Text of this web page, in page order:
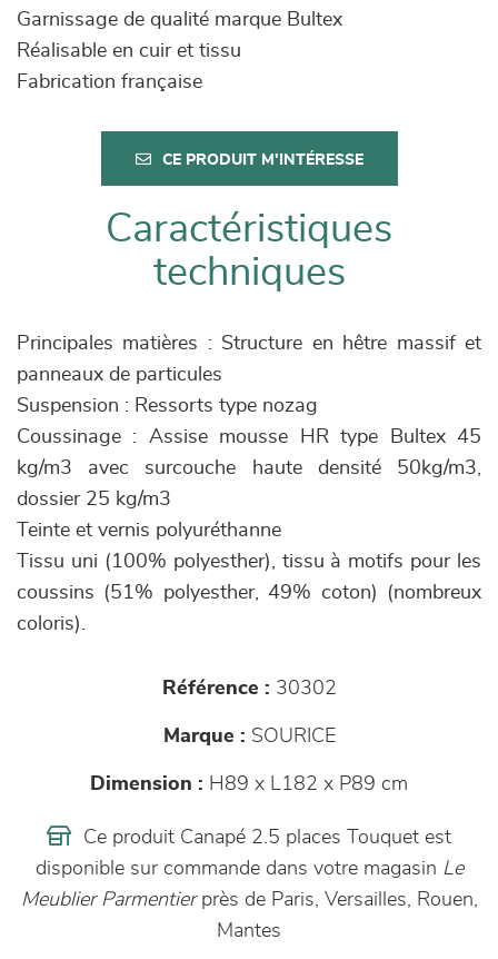
Garnissage de qualité marque Bultex
Réalisable en cuir et tissu
Fabrication française
CE PRODUIT M'INTÉRESSE
Caractéristiques
techniques
Principales matières : Structure en hêtre massif et
panneaux de particules
Suspension : Ressorts type nozag
Coussinage : Assise mousse HR type Bultex 45
kg/m3 avec surcouche haute densité 50kg/m3,
dossier 25 kg/m3
Teinte et vernis polyuréthanne
Tissu uni (100% polyesther), tissu à motifs pour les
coussins (51% polyesther, 49% coton) (nombreux
coloris).
Référence : 30302
Marque : SOURICE
Dimension : H89 x L182 x P89 cm
Ce produit Canapé 2.5 places Touquet est
disponible sur commande dans votre magasin Le
Meublier Parmentierprès de Paris, Versailles, Rouen,
Mantes